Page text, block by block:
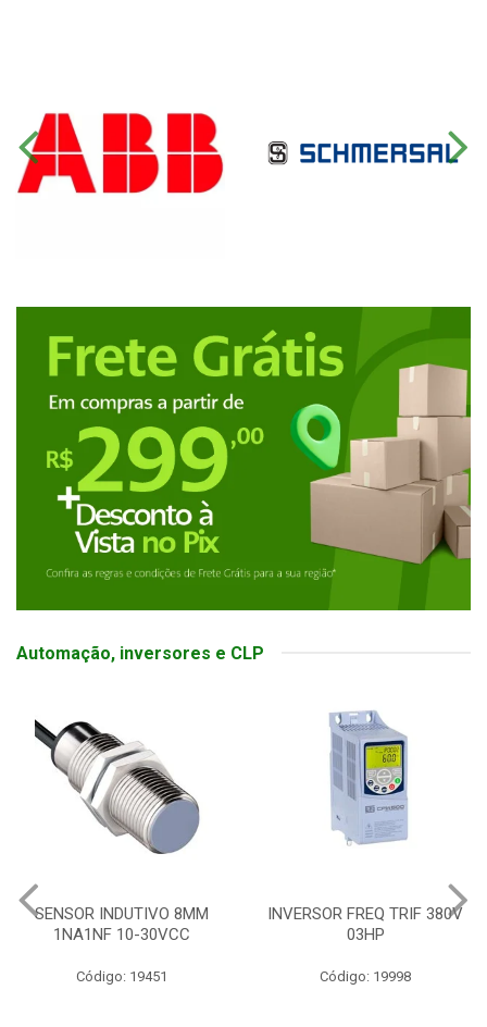
Automação, inversores e CLP
SENSOR INDUTIVO 8MM
1NA1NF 10-30VCC
Código: 19451
INVERSOR FREQ TRIF 380V
03HP
Código: 19998